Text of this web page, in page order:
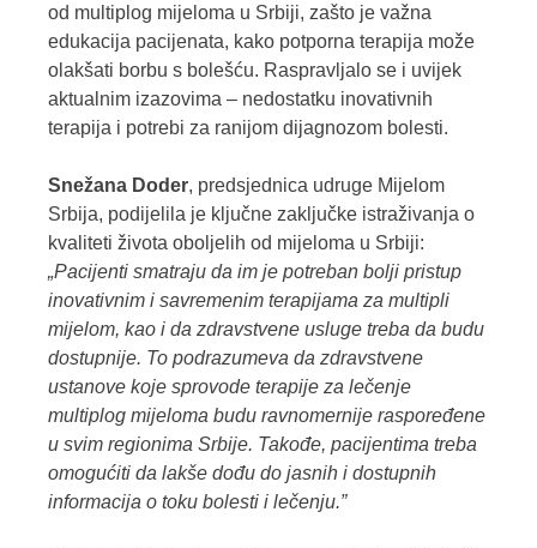
od multiplog mijeloma u Srbiji, zašto je važna
edukacija pacijenata, kako potporna terapija može
olakšati borbu s bolešću. Raspravljalo se i uvijek
aktualnim izazovima – nedostatku inovativnih
terapija i potrebi za ranijom dijagnozom bolesti.
Snežana Doder, predsjednica udruge Mijelom
Srbija, podijelila je ključne zaključke istraživanja o
kvaliteti života oboljelih od mijeloma u Srbiji:
„Pacijenti smatraju da im je potreban bolji pristup
inovativnim i savremenim terapijama za multipli
mijelom, kao i da zdravstvene usluge treba da budu
dostupnije. To podrazumeva da zdravstvene
ustanove koje sprovode terapije za lečenje
multiplog mijeloma budu ravnomernije raspoređene
u svim regionima Srbije. Takođe, pacijentima treba
omogućiti da lakše dođu do jasnih i dostupnih
informacija o toku bolesti i lečenju.”